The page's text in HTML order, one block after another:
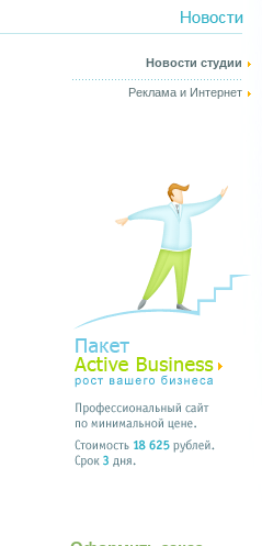
Новости студии
Реклама и Интернет